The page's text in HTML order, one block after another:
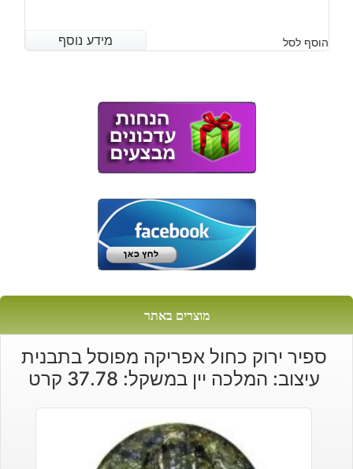
מידע נוסף הוסף לסל מידע נוסף
מוצרים באתר
ספיר ירוק כחול אפריקה מפוסל בתבנית
עיצוב: המלכה יין במשקל: 37.78 קרט